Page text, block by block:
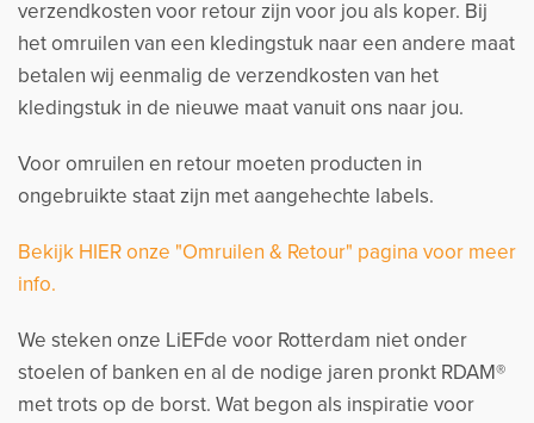
verzendkosten voor retour zijn voor jou als koper. Bij
het omruilen van een kledingstuk naar een andere maat
betalen wij eenmalig de verzendkosten van het
kledingstuk in de nieuwe maat vanuit ons naar jou.
Voor omruilen en retour moeten producten in
ongebruikte staat zijn met aangehechte labels.
Bekijk HIER onze "Omruilen & Retour" pagina voor meer
info.
We steken onze LiEFde voor Rotterdam niet onder
stoelen of banken en al de nodige jaren pronkt RDAM®
met trots op de borst. Wat begon als inspiratie voor